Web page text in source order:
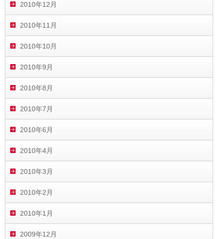
2010年12月
2010年11月
2010年10月
2010年9月
2010年8月
2010年7月
2010年6月
2010年4月
2010年3月
2010年2月
2010年1月
2009年12月